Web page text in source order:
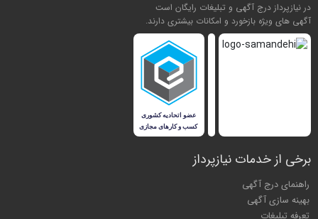
در نیازپرداز درج آگهی و تبلیغات رایگان است
آگهی های ویژه بازخورد و امکانات بیشتری دارند.
برخی از خدمات نیازپرداز
راهنمای درج آگهی
بهینه سازی آگهی